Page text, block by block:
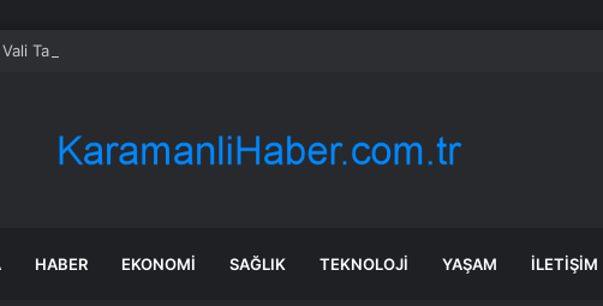
Taşolar’ın aracında kaza
HABER EKONOMI SAĞLIK TEKNOLOJI YAŞAM İLETIŞIM